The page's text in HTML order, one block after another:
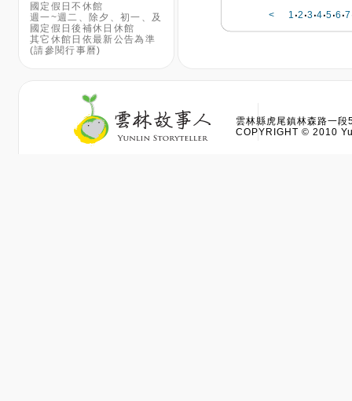
國定假日不休館
週一~週二、除夕、初一、及
國定假日後補休日休館
其它休館日依最新公告為準
(請參閱行事曆)
< 1 ‧2 ‧3‧4‧5‧6 ‧7
雲林縣虎尾鎮林森路
COPYRIGHT © 2010